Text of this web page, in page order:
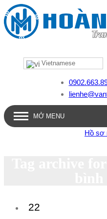
Vietnamese
MỞ MENU
Hồ sơ
22